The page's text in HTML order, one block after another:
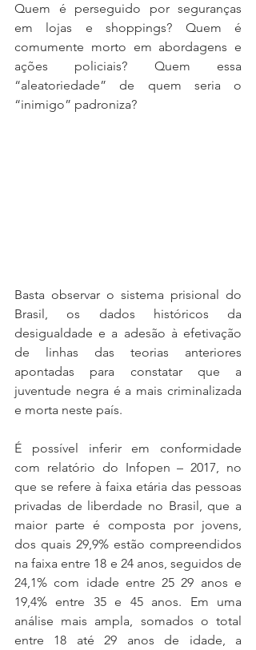
Quem é perseguido por seguranças
em lojas e shoppings? Quem é
comumente morto em abordagens e
ações policiais? Quem essa
“aleatoriedade” de quem seria o
“inimigo” padroniza?
Basta observar o sistema prisional do
Brasil, os dados históricos da
desigualdade e a adesão à efetivação
de linhas das teorias anteriores
apontadas para constatar que a
juventude negra é a mais criminalizada
e morta neste país.
É possível inferir em conformidade
com relatório do Infopen – 2017, no
que se refere à faixa etária das pessoas
privadas de liberdade no Brasil, que a
maior parte é composta por jovens,
dos quais 29,9% estão compreendidos
na faixa entre 18 e 24 anos, seguidos de
24,1% com idade entre 25 29 anos e
19,4% entre 35 e 45 anos. Em uma
análise mais ampla, somados o total
entre 18 até 29 anos de idade, a